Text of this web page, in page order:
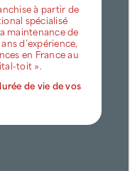
à partir de
spécialisé
maintenance de
d’expérience,
en France au
toit ».
de vie de vos